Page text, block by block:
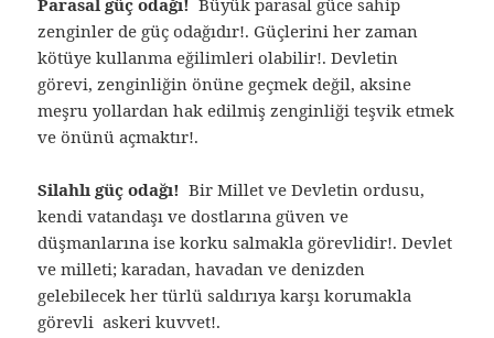
zenginler de güç odağıdır!. Güçlerini her zaman
kötüye kullanma eğilimleri olabilir!. Devletin
görevi, zenginliğin önüne geçmek değil, aksine
meşru yollardan hak edilmiş zenginliği teşvik etmek
ve önünü açmaktır!.
Silahlı güç odağı! Bir Millet ve Devletin ordusu,
kendi vatandaşı ve dostlarına güven ve
düşmanlarına ise korku salmakla görevlidir!. Devlet
ve milleti; karadan, havadan ve denizden
gelebilecek her türlü saldırıya karşı korumakla
görevli askeri kuvvet!.